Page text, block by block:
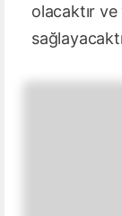
olacaktır